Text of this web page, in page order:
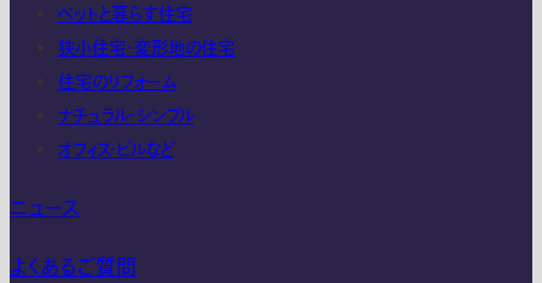
ペットと暮らす住宅
狭小住宅・変形地の住宅
住宅のリフォーム
ナチュラル・シンプル
オフィス・ビルなど
ニュース
よくあるご質問